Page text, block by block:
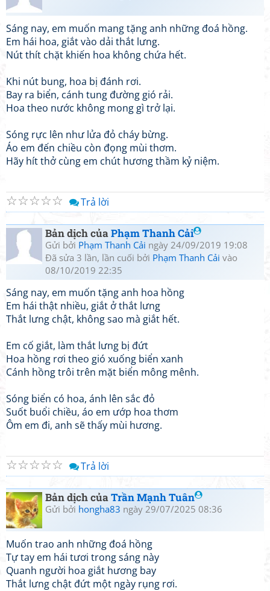
Sáng nay, em muốn mang tặng anh những đoá hồng.
Em hái hoa, giắt vào dải thắt lưng.
Nút thít chặt khiến hoa không chứa hết.
Khi nút bung, hoa bị đánh rơi.
Bay ra biển, cánh tung đường gió rải.
Hoa theo nước không mong gì trở lại.
Sóng rực lên như lửa đỏ cháy bừng.
Áo em đến chiều còn đọng mùi thơm.
Hãy hít thở cùng em chút hương thầm kỷ niệm.
☆
☆
☆
☆
☆ Trả lời
Bản dịch củaPhạm Thanh Cải
Gửi bởi Phạm Thanh Cải ngày 24/09/2019 19:08
Đã sửa 3 lần, lần cuối bởi Phạm Thanh Cải vào
08/10/2019 22:35
Sáng nay, em muốn tặng anh hoa hồng
Em hái thật nhiều, giắt ở thắt lưng
Thắt lưng chật, không sao mà giắt hết.
Em cố giắt, làm thắt lưng bị đứt
Hoa hồng rơi theo gió xuống biển xanh
Cánh hồng trôi trên mặt biển mông mênh.
Sóng biển có hoa, ánh lên sắc đỏ
Suốt buổi chiều, áo em ướp hoa thơm
Ôm em đi, anh sẽ thấy mùi hương.
☆
☆
☆
☆
☆ Trả lời
Bản dịch củaTrần Mạnh Tuân
Gửi bởi hongha83 ngày 29/07/2025 08:36
Muốn trao anh những đoá hồng
Tự tay em hái tươi trong sáng này
Quanh người hoa giắt hương bay
Thắt lưng chật đứt một ngày rụng rơi.